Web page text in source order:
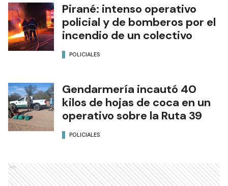
Pirané: intenso operativo
policial y de bomberos por el
incendio de un colectivo
POLICIALES
Gendarmería incautó 40
kilos de hojas de coca en un
operativo sobre la Ruta 39
POLICIALES
Ads